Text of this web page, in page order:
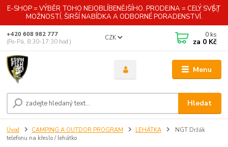
E-SHOP = VÝBĚR TOHO NEJOBLÍBENĚJŠÍHO. PRODEJNA = CELÝ SVĚT
MOŽNOSTÍ, ŠIRŠÍ NABÍDKA A ODBORNÉ PORADENSTVÍ.
Menu
CZK
Hledat
+420 608 982 777
(Po-Pá, 8:30-17:30 hod.)
0 ks
za 0 Kč
Úvod CAMPING A OUTDOR PROGRAM LEHÁTKA
NGT Držák
telefonu na křeslo / lehátko